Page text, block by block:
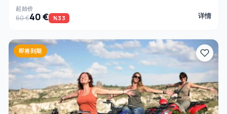
起始价
60 €40 € %33 详情
即将到期